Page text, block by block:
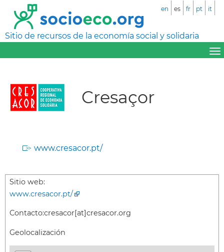
Sitio de recursos de la economía social y solidaria
en es fr pt it
Cresaçor
www.cresacor.pt/
Sitio web:
www.cresacor.pt/
Contacto:cresacor[at]cresacor.org
Geolocalización